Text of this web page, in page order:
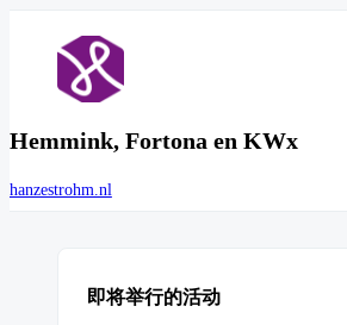
Hemmink, Fortona en KWx
hanzestrohm.nl
即将举行的活动